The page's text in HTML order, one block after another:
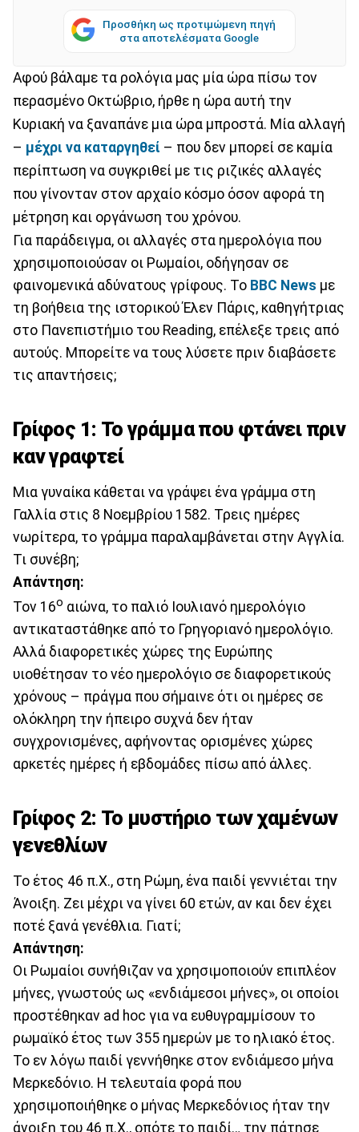
Προσθήκη ως προτιμώμενη πηγή
στα αποτελέσματα Google
Αφού βάλαμε τα ρολόγια μας μία ώρα πίσω τον
περασμένο Οκτώβριο, ήρθε η ώρα αυτή την
Κυριακή να ξαναπάνε μια ώρα μπροστά. Μία αλλαγή
– μέχρι να καταργηθεί – που δεν μπορεί σε καμία
περίπτωση να συγκριθεί με τις ριζικές αλλαγές
που γίνονταν στον αρχαίο κόσμο όσον αφορά τη
μέτρηση και οργάνωση του χρόνου.
Για παράδειγμα, οι αλλαγές στα ημερολόγια που
χρησιμοποιούσαν οι Ρωμαίοι, οδήγησαν σε
φαινομενικά αδύνατους γρίφους. Το BBC News με
τη βοήθεια της ιστορικού Έλεν Πάρις, καθηγήτριας
στο Πανεπιστήμιο του Reading, επέλεξε τρεις από
αυτούς. Μπορείτε να τους λύσετε πριν διαβάσετε
τις απαντήσεις;
Γρίφος 1: Το γράμμα που φτάνει πριν
καν γραφτεί
Μια γυναίκα κάθεται να γράψει ένα γράμμα στη
Γαλλία στις 8 Νοεμβρίου 1582. Τρεις ημέρες
νωρίτερα, το γράμμα παραλαμβάνεται στην Αγγλία.
Τι συνέβη;
Απάντηση:
Τον 16ο αιώνα, το παλιό Ιουλιανό ημερολόγιο
αντικαταστάθηκε από το Γρηγοριανό ημερολόγιο.
Αλλά διαφορετικές χώρες της Ευρώπης
υιοθέτησαν το νέο ημερολόγιο σε διαφορετικούς
χρόνους – πράγμα που σήμαινε ότι οι ημέρες σε
ολόκληρη την ήπειρο συχνά δεν ήταν
συγχρονισμένες, αφήνοντας ορισμένες χώρες
αρκετές ημέρες ή εβδομάδες πίσω από άλλες.
Γρίφος 2: Το μυστήριο των χαμένων
γενεθλίων
Το έτος 46 π.Χ., στη Ρώμη, ένα παιδί γεννιέται την
Άνοιξη. Ζει μέχρι να γίνει 60 ετών, αν και δεν έχει
ποτέ ξανά γενέθλια. Γιατί;
Απάντηση:
Οι Ρωμαίοι συνήθιζαν να χρησιμοποιούν επιπλέον
μήνες, γνωστούς ως «ενδιάμεσοι μήνες», οι οποίοι
προστέθηκαν ad hoc για να ευθυγραμμίσουν το
ρωμαϊκό έτος των 355 ημερών με το ηλιακό έτος.
Το εν λόγω παιδί γεννήθηκε στον ενδιάμεσο μήνα
Μερκεδόνιο. Η τελευταία φορά που
χρησιμοποιήθηκε ο μήνας Μερκεδόνιος ήταν την
άνοιξη του 46 π.Χ., οπότε το παιδί… την πάτησε